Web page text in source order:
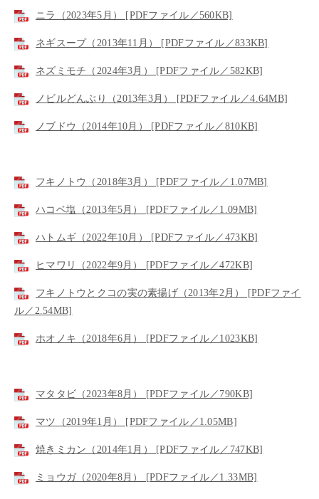
ニラ（2023年5月） [PDFファイル／560KB]
ネギスープ（2013年11月） [PDFファイル／833KB]
ネズミモチ（2024年3月） [PDFファイル／582KB]
ノビルどんぶり（2013年3月） [PDFファイル／4.64MB]
ノブドウ（2014年10月） [PDFファイル／810KB]
フキノトウ（2018年3月） [PDFファイル／1.07MB]
ハコベ塩（2013年5月） [PDFファイル／1.09MB]
ハトムギ（2022年10月） [PDFファイル／473KB]
ヒマワリ（2022年9月） [PDFファイル／472KB]
フキノトウとクコの実の素揚げ（2013年2月） [PDFファイ
ル／2.54MB]
ホオノキ（2018年6月） [PDFファイル／1023KB]
マタタビ（2023年8月） [PDFファイル／790KB]
マツ（2019年1月） [PDFファイル／1.05MB]
焼きミカン（2014年1月） [PDFファイル／747KB]
ミョウガ（2020年8月） [PDFファイル／1.33MB]